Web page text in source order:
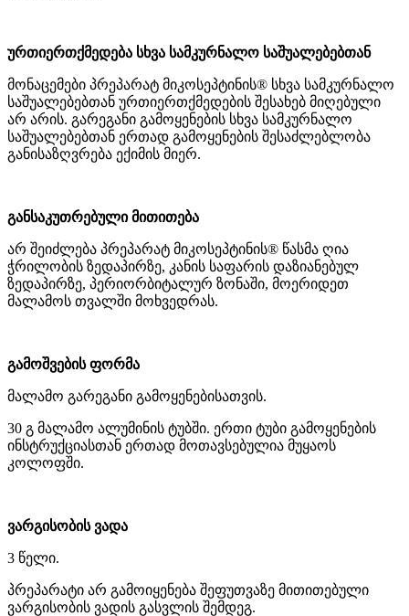
ურთიერთქმედება სხვა სამკურნალო საშუალებებთან
მონაცემები პრეპარატ მიკოსეპტინის® სხვა სამკურნალო
საშუალებებთან ურთიერთქმედების შესახებ მიღებული
არ არის. გარეგანი გამოყენების სხვა სამკურნალო
საშუალებებთან ერთად გამოყენების შესაძლებლობა
განისაზღვრება ექიმის მიერ.
განსაკუთრებული მითითება
არ შეიძლება პრეპარატ მიკოსეპტინის® წასმა ღია
ჭრილობის ზედაპირზე, კანის საფარის დაზიანებულ
ზედაპირზე, პერიორბიტალურ ზონაში, მოერიდეთ
მალამოს თვალში მოხვედრას.
გამოშვების ფორმა
მალამო გარეგანი გამოყენებისათვის.
30 გ მალამო ალუმინის ტუბში. ერთი ტუბი გამოყენების
ინსტრუქციასთან ერთად მოთავსებულია მუყაოს
კოლოფში.
ვარგისობის ვადა
3 წელი.
პრეპარატი არ გამოიყენება შეფუთვაზე მითითებული
ვარგისობის ვადის გასვლის შემდეგ.